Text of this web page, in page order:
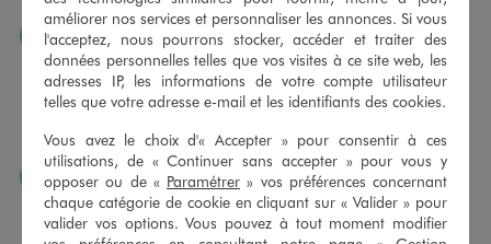
JE PEUX FAIRE RETOUCHER MES ARTICLES
Ourlets, ceintures… vous avez la possibilité de faire
retoucher vos articles textiles dans nos magasins. Les tarifs
sont à votre disposition sur simple demande. Voir
conditions en magasins.
J’AIME FAIRE PLAISIR
Nous vous proposons des cartes cadeaux GÉMO d’un
montant au choix entre 10€ et 150€. Les cartes cadeau
améliorer nos services et personnaliser les annonces. Si vous
l'acceptez, nous pourrons stocker, accéder et traiter des
données personnelles telles que vos visites à ce site web, les
adresses IP, les informations de votre compte utilisateur
telles que votre adresse e-mail et les identifiants des cookies.
Vous avez le choix d'« Accepter » pour consentir à ces
utilisations, de « Continuer sans accepter » pour vous y
opposer ou de « Paramétrer » vos préférences concernant
chaque catégorie de cookie en cliquant sur « Valider » pour
valider vos options. Vous pouvez à tout moment modifier